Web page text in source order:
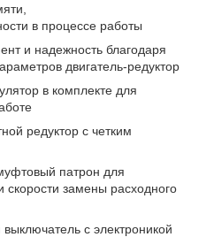
в процессе работы
и надежность благодаря
двигатель-редуктор
в комплекте для
редуктор с четким
патрон для
скорости замены расходного
с электроникой